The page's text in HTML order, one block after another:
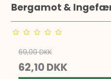
Bergamot &
69,00 DKK
62,10 DKK